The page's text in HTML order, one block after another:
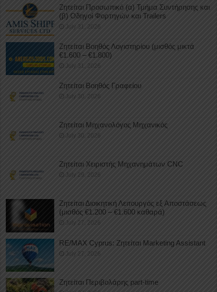
Ζητείται Προσωπικό (α) Τμήμα Συντήρησης και
(β) Οδηγοί Φορτηγών και Trailers
July 31, 2026
Ζητείται Βοηθός Λογιστηρίου (μισθός μικτά
€1.600 – €1.800)
July 31, 2026
Ζητείται Βοηθός Γραφείου
July 30, 2026
Ζητείται Μηχανολόγος Μηχανικός
July 30, 2026
Ζητείται Χειριστής Μηχανημάτων CNC
July 29, 2026
Ζητείται Διοικητική Λειτουργός εξ Αποστάσεως
(μισθός €1.200 – €1.600 καθαρά)
July 27, 2026
RE/MAX Cyprus: Ζητείται Marketing Assistant
July 27, 2026
Ζητείται Περιβολάρης part-time